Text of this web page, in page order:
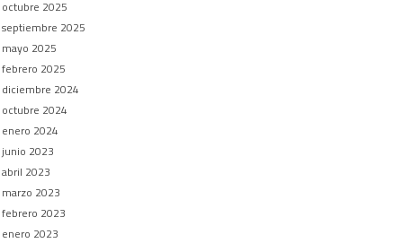
octubre 2025
septiembre 2025
mayo 2025
febrero 2025
diciembre 2024
octubre 2024
enero 2024
junio 2023
abril 2023
marzo 2023
febrero 2023
enero 2023